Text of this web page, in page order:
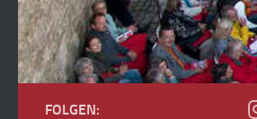
FOLGEN: